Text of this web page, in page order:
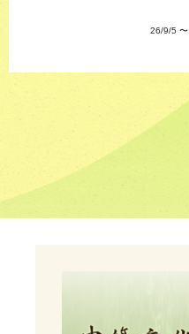
26/9/5 〜